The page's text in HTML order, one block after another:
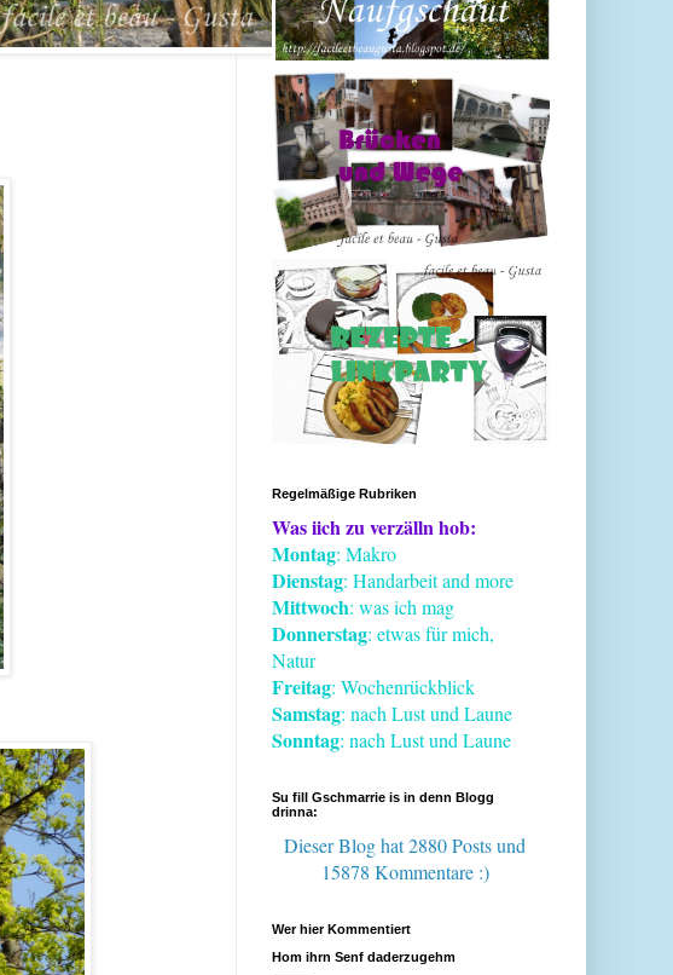
Regelmäßige Rubriken
Was iich zu verzälln hob:
Montag: Makro
Dienstag: Handarbeit and more
Mittwoch: was ich mag
Donnerstag: etwas für mich,
Natur
Freitag: Wochenrückblick
Samstag: nach Lust und Laune
Sonntag: nach Lust und Laune
Su fill Gschmarrie is in denn Blogg
drinna:
Dieser Blog hat 2880 Postsund
15878 Kommentare :)
Wer hier Kommentiert
Hom ihrn Senf daderzugehm